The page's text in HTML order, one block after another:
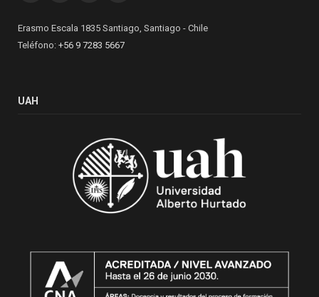
Erasmo Escala 1835 Santiago, Santiago - Chile
Teléfono: +56 9 7283 5667
UAH